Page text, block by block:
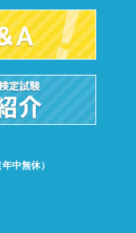
中無休）